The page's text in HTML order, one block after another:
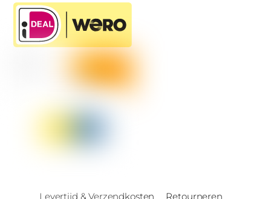
Levertijd & Verzendkosten Retourneren